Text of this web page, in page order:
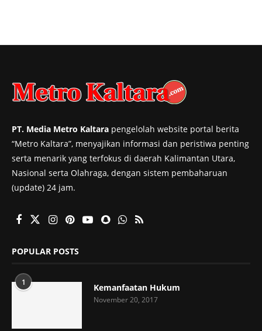
PT. Media Metro Kaltara pengelolah website portal berita
“Metro Kaltara”, menyajikan informasi dan peristiwa penting
serta menarik yang terfokus di daerah Kalimantan Utara,
Nasional serta Olahraga, dengan sistem pembaharuan
(update) 24 jam.
POPULAR POSTS
1 Kemanfaatan Hukum
November 20, 2017